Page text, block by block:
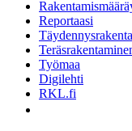
Reportaasi
Työmaa
Digilehti
RKL.fi